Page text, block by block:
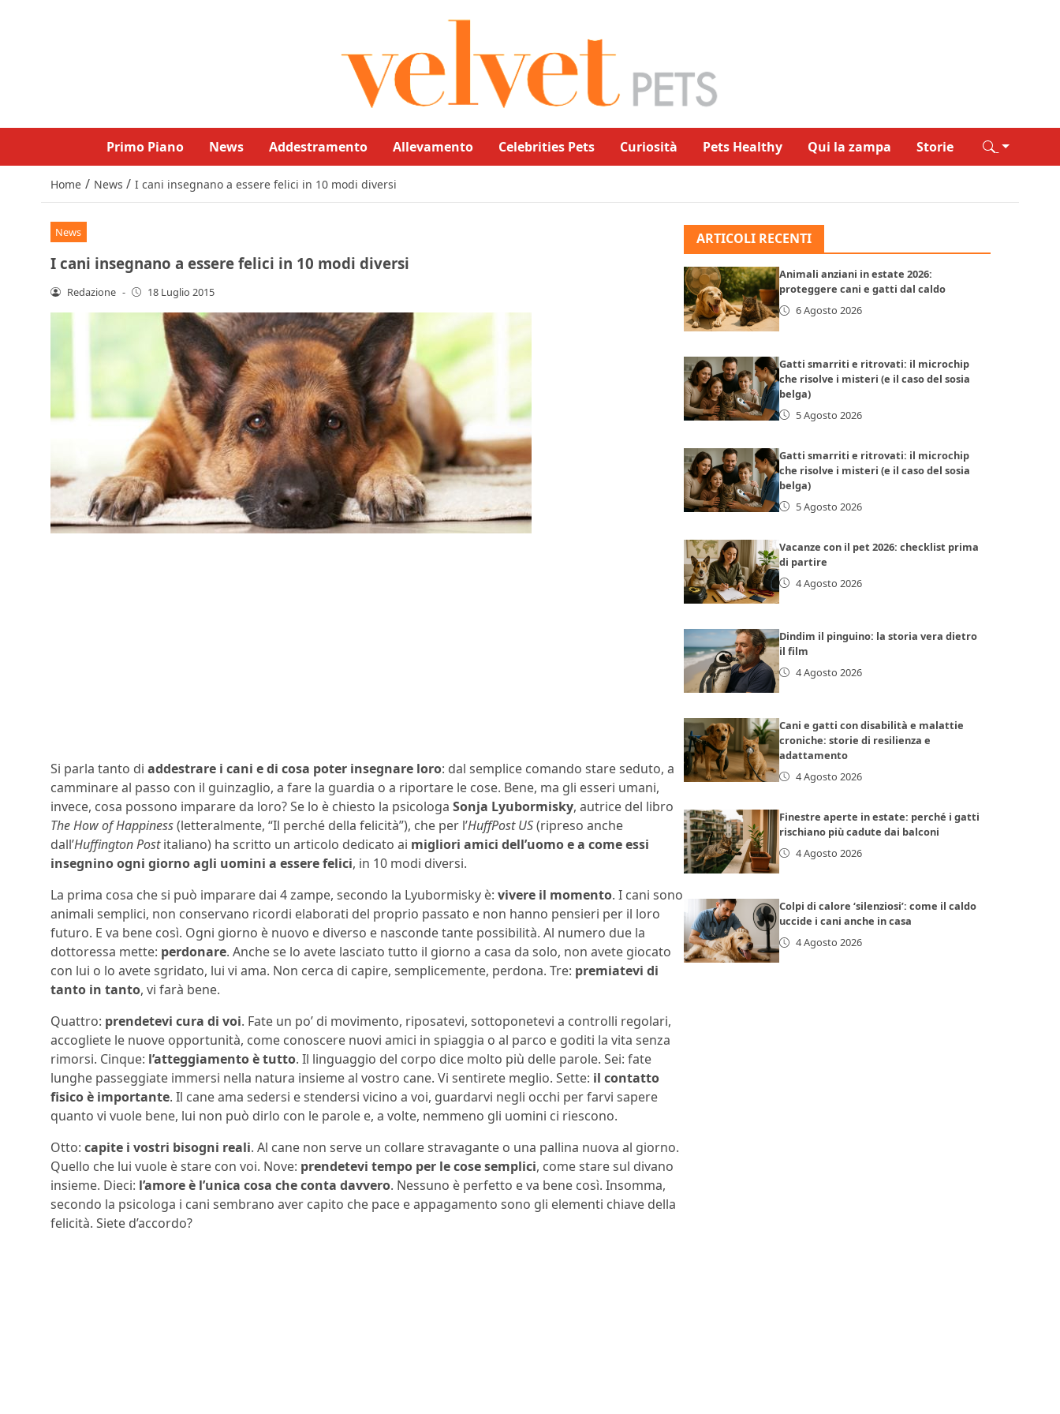
Primo Piano News Addestramento Allevamento Celebrities Pets Curiosità Pets Healthy Qui la zampa Storie
Home / News / I cani insegnano a essere felici in 10 modi diversi
News
I cani insegnano a essere felici in 10 modi diversi
Redazione - 18 Luglio 2015
Si parla tanto di addestrare i cani e di cosa poter insegnare loro: dal semplice comando stare seduto, a
camminare al passo con il guinzaglio, a fare la guardia o a riportare le cose. Bene, ma gli esseri umani,
invece, cosa possono imparare da loro? Se lo è chiesto la psicologa Sonja Lyubormisky, autrice del libro
The How of Happiness(letteralmente, “Il perché della felicità”), che per l’HuffPost US(ripreso anche
dall’Huffington Postitaliano) ha scritto un articolo dedicato ai migliori amici dell’uomo e a come essi
insegnino ogni giorno agli uomini a essere felici, in 10 modi diversi.
La prima cosa che si può imparare dai 4 zampe, secondo la Lyubormisky è: vivere il momento. I cani sono
animali semplici, non conservano ricordi elaborati del proprio passato e non hanno pensieri per il loro
futuro. E va bene così. Ogni giorno è nuovo e diverso e nasconde tante possibilità. Al numero due la
dottoressa mette: perdonare. Anche se lo avete lasciato tutto il giorno a casa da solo, non avete giocato
con lui o lo avete sgridato, lui vi ama. Non cerca di capire, semplicemente, perdona. Tre: premiatevi di
tanto in tanto, vi farà bene.
Quattro: prendetevi cura di voi. Fate un po’ di movimento, riposatevi, sottoponetevi a controlli regolari,
accogliete le nuove opportunità, come conoscere nuovi amici in spiaggia o al parco e goditi la vita senza
rimorsi. Cinque: l’atteggiamento è tutto. Il linguaggio del corpo dice molto più delle parole. Sei: fate
lunghe passeggiate immersi nella natura insieme al vostro cane. Vi sentirete meglio. Sette: il contatto
fisico è importante. Il cane ama sedersi e stendersi vicino a voi, guardarvi negli occhi per farvi sapere
quanto vi vuole bene, lui non può dirlo con le parole e, a volte, nemmeno gli uomini ci riescono.
Otto: capite i vostri bisogni reali. Al cane non serve un collare stravagante o una pallina nuova al giorno.
Quello che lui vuole è stare con voi. Nove: prendetevi tempo per le cose semplici, come stare sul divano
insieme. Dieci: l’amore è l’unica cosa che conta davvero. Nessuno è perfetto e va bene così. Insomma,
secondo la psicologa i cani sembrano aver capito che pace e appagamento sono gli elementi chiave della
felicità. Siete d’accordo?
ARTICOLI RECENTI
Animali anziani in estate 2026:
proteggere cani e gatti dal caldo
6 Agosto 2026
Gatti smarriti e ritrovati: il microchip
che risolve i misteri (e il caso del sosia
belga)
5 Agosto 2026
Gatti smarriti e ritrovati: il microchip
che risolve i misteri (e il caso del sosia
belga)
5 Agosto 2026
Vacanze con il pet 2026: checklist prima
di partire
4 Agosto 2026
Dindim il pinguino: la storia vera dietro
il film
4 Agosto 2026
Cani e gatti con disabilità e malattie
croniche: storie di resilienza e
adattamento
4 Agosto 2026
Finestre aperte in estate: perché i gatti
rischiano più cadute dai balconi
4 Agosto 2026
Colpi di calore ‘silenziosi’: come il caldo
uccide i cani anche in casa
4 Agosto 2026